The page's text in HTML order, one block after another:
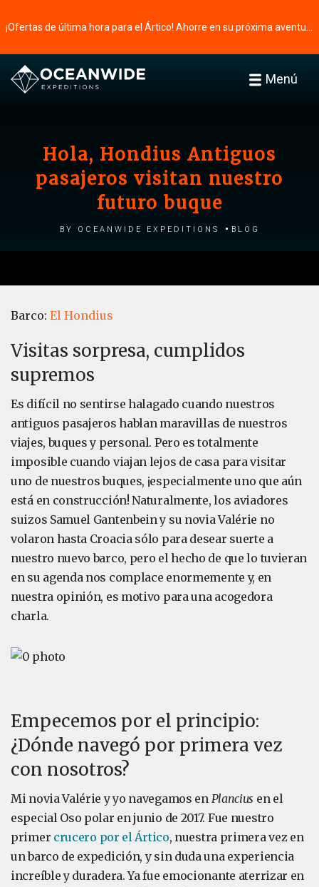
Menú
Hola, Hondius Antiguos
pasajeros visitan nuestro
futuro buque
by Oceanwide Expeditions Blog
Barco: El Hondius
Visitas sorpresa, cumplidos
supremos
Es difícil no sentirse halagado cuando nuestros
antiguos pasajeros hablan maravillas de nuestros
viajes, buques y personal. Pero es totalmente
imposible cuando viajan lejos de casa para visitar
uno de nuestros buques, ¡especialmente uno que aún
está en construcción! Naturalmente, los aviadores
suizos Samuel Gantenbein y su novia Valérie no
volaron hasta Croacia sólo para desear suerte a
nuestro nuevo barco, pero el hecho de que lo tuvieran
en su agenda nos complace enormemente y, en
nuestra opinión, es motivo para una acogedora
charla.
Empecemos por el principio:
¿Dónde navegó por primera vez
con nosotros?
Mi novia Valérie y yo navegamos en Plancius en el
especial Oso polar en junio de 2017. Fue nuestro
primer crucero por el Ártico, nuestra primera vez en
un barco de expedición, y sin duda una experiencia
increíble y duradera. Ya fue emocionante aterrizar en